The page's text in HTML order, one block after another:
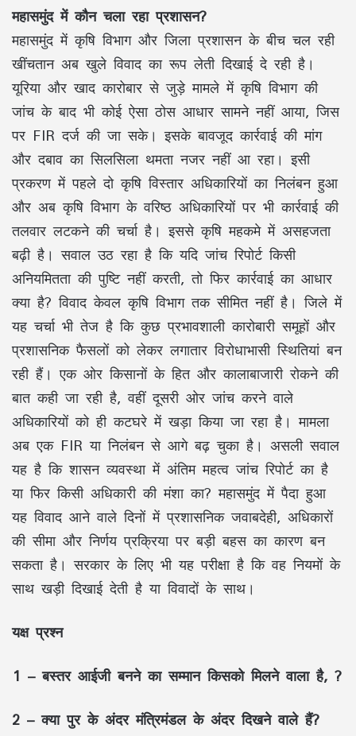
महासमुंद में कौन चला रहा प्रशासन?
महासमुंद में कृषि विभाग और जिला प्रशासन के बीच चल रही
खींचतान अब खुले विवाद का रूप लेती दिखाई दे रही है।
यूरिया और खाद कारोबार से जुड़े मामले में कृषि विभाग की
जांच के बाद भी कोई ऐसा ठोस आधार सामने नहीं आया, जिस
पर FIR दर्ज की जा सके। इसके बावजूद कार्रवाई की मांग
और दबाव का सिलसिला थमता नजर नहीं आ रहा। इसी
प्रकरण में पहले दो कृषि विस्तार अधिकारियों का निलंबन हुआ
और अब कृषि विभाग के वरिष्ठ अधिकारियों पर भी कार्रवाई की
तलवार लटकने की चर्चा है। इससे कृषि महकमे में असहजता
बढ़ी है। सवाल उठ रहा है कि यदि जांच रिपोर्ट किसी
अनियमितता की पुष्टि नहीं करती, तो फिर कार्रवाई का आधार
क्या है? विवाद केवल कृषि विभाग तक सीमित नहीं है। जिले में
यह चर्चा भी तेज है कि कुछ प्रभावशाली कारोबारी समूहों और
प्रशासनिक फैसलों को लेकर लगातार विरोधाभासी स्थितियां बन
रही हैं। एक ओर किसानों के हित और कालाबाजारी रोकने की
बात कही जा रही है, वहीं दूसरी ओर जांच करने वाले
अधिकारियों को ही कटघरे में खड़ा किया जा रहा है। मामला
अब एक FIR या निलंबन से आगे बढ़ चुका है। असली सवाल
यह है कि शासन व्यवस्था में अंतिम महत्व जांच रिपोर्ट का है
या फिर किसी अधिकारी की मंशा का? महासमुंद में पैदा हुआ
यह विवाद आने वाले दिनों में प्रशासनिक जवाबदेही, अधिकारों
की सीमा और निर्णय प्रक्रिया पर बड़ी बहस का कारण बन
सकता है। सरकार के लिए भी यह परीक्षा है कि वह नियमों के
साथ खड़ी दिखाई देती है या विवादों के साथ।
यक्ष प्रश्न
1 – बस्तर आईजी बनने का सम्मान किसको मिलने वाला है, ?
2 – क्या पुर के अंदर मंत्रिमंडल के अंदर दिखने वाले हैं?